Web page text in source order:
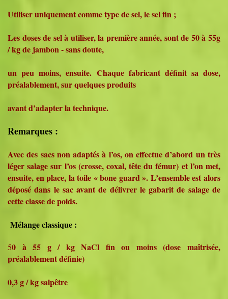
Utiliser uniquement comme type de sel, le sel fin ;
Les doses de sel à utiliser, la première année, sont de 50 à 55g
/ kg de jambon - sans doute,
un peu moins, ensuite. Chaque fabricant définit sa dose,
préalablement, sur quelques produits
avant d’adapter la technique.
Remarques :
Avec des sacs non adaptés à l’os, on effectue d’abord un très
léger salage sur l’os (crosse, coxal, tête du fémur) et l’on met,
ensuite, en place, la toile « bone guard ». L’ensemble est alors
déposé dans le sac avant de délivrer le gabarit de salage de
cette classe de poids.
Mélange classique :
50 à 55 g / kg NaCl fin ou moins (dose maîtrisée,
préalablement définie)
0,3 g / kg salpêtre